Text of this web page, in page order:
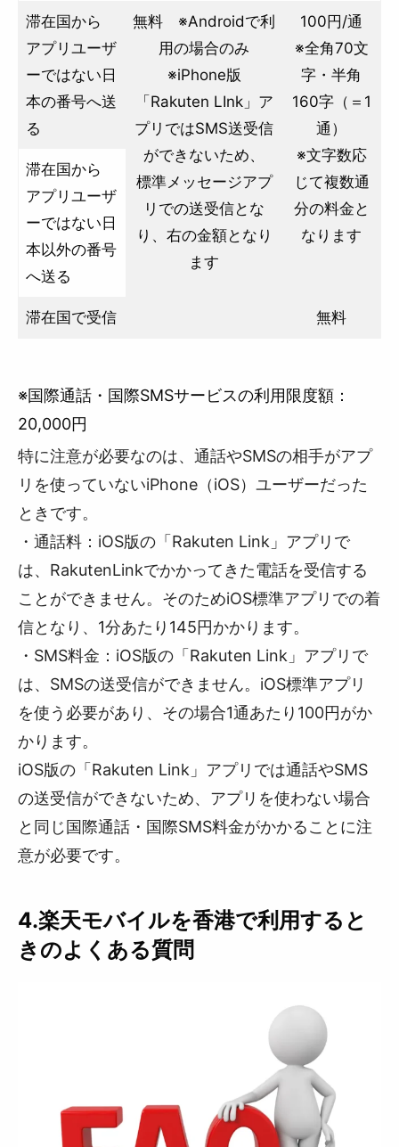
滞在国から
アプリユーザ
ーではない日
本の番号へ送
る
無料 ※Androidで利
用の場合のみ
※iPhone版
「Rakuten LInk」ア
プリではSMS送受信
ができないため、
標準メッセージアプ
リでの送受信とな
り、右の金額となり
ます
100円/通
※全角70文
字・半角
160字（＝1
通）
※文字数応
じて複数通
分の料金と
なります
滞在国から
アプリユーザ
ーではない日
本以外の番号
へ送る
滞在国で受信 無料
※国際通話・国際SMSサービスの利用限度額：
20,000円
特に注意が必要なのは、通話やSMSの相手がアプ
リを使っていないiPhone（iOS）ユーザーだった
ときです。
・通話料：iOS版の「Rakuten Link」アプリで
は、RakutenLinkでかかってきた電話を受信する
ことができません。そのためiOS標準アプリでの着
信となり、1分あたり145円かかります。
・SMS料金：iOS版の「Rakuten Link」アプリで
は、SMSの送受信ができません。iOS標準アプリ
を使う必要があり、その場合1通あたり100円がか
かります。
iOS版の「Rakuten Link」アプリでは通話やSMS
の送受信ができないため、アプリを使わない場合
と同じ国際通話・国際SMS料金がかかることに注
意が必要です。
4.楽天モバイルを香港で利用すると
きのよくある質問